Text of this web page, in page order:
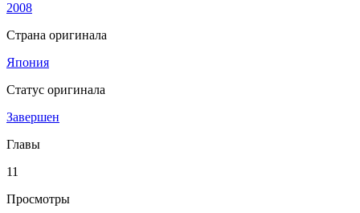
2008
Страна оригинала
Япония
Статус оригинала
Завершен
Главы
11
Просмотры